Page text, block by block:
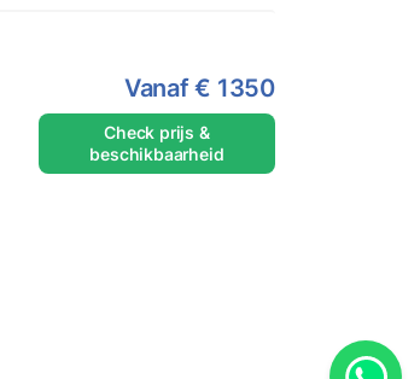
Vanaf€ 1350
Check prijs &
beschikbaarheid